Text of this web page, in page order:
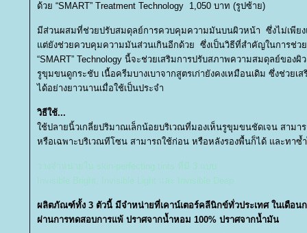
ด้วย “SMART” Treatment Technology 1,050 บาท (รูปซ้าย)
มีส่วนผสมที่ช่วยปรับสมดุลย์การควบคุมความมันบนผิวหน้า ซึ่งไม่เพียง
ต่ยังช่วยควบคุมความมันส่วนเกินอีกด้วย ซึ่งเป็นวิธีที่สำคัญในการช่ว
“SMART” Technology นี้จะช่วยเสริมการปรับสภาพความสมดุลย์ของผิ
รูขุมขนดูกระชับ เนื้อครีมบางเบาจากสูตรเก่ายังคงเหมือนเดิม ซึ่งช่วยเ
ได้อย่างยาวนานเมื่อใช้เป็นประจำ
วิธีใช้...
ช้ปลายนิ้วเกลี่ยปริมาณเล็กน้อยบริเวณที่มองเห็นรูขุมขนชัดเจน สามา
หรือเฉพาะบริเวณทีโซน สามารถใช้ก่อน หรือหลังรองพื้นก็ได้ และทาซ้
วางจำหน่ายใน skin-perfecting tints ที่มี 3 แบบ
Invisible Bright, Invisible Light และ
Invisible Deep
ผลิตภัณฑ์ทั้ง 3 ตัวนี้ มีจำหน่ายที่เคาน์เตอร์คลีนิกข์ทั่วประเทศ ในเดือน
ผ่านการทดสอบการแพ้ ปราศจากน้ำหอม 100% ปราศจากน้ำมัน